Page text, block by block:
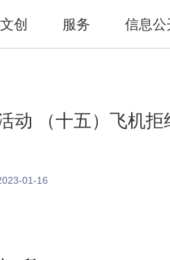
文创 服务 信息公
动 （十五）飞机拒
01-16